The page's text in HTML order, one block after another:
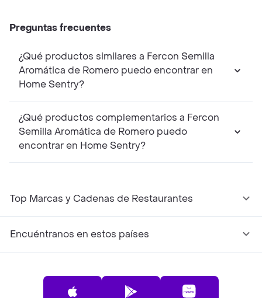
Preguntas frecuentes
¿Qué productos similares a Fercon Semilla
Aromática de Romero puedo encontrar en
Home Sentry?
¿Qué productos complementarios a Fercon
Semilla Aromática de Romero puedo
encontrar en Home Sentry?
Top Marcas y Cadenas de Restaurantes
Encuéntranos en estos países